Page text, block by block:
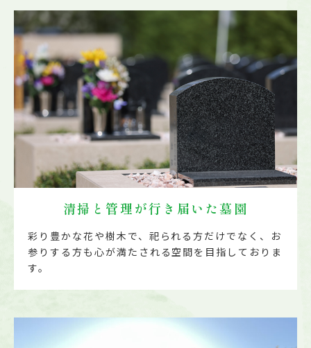
清掃と管理が行き届いた墓園
彩り豊かな花や樹木で、祀られる方だけでなく、お
参りする方も心が満たされる空間を目指しておりま
す。